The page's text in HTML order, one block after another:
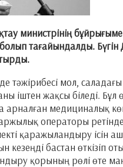
министрінің
тағайындалды. Бүгін
тәжірибесі мол,
іштен жақсы біледі. Бұл
медициналық
операторы
қаражыландыру ісін
кезеңді бастан өткізіп
қорының рөлі өте